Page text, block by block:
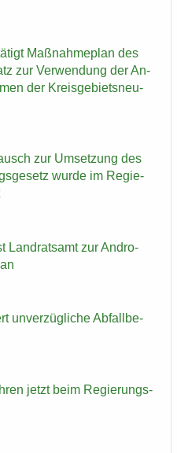
Maß­nah­me­plan des
zur Ver­wen­dung der An­
der Kreis­ge­biets­neu­
zur Um­set­zung des
wurde im Re­gie­
Land­rats­amt zur An­dro­
un­ver­züg­li­che Ab­fall­be­
jetzt beim Re­gie­rungs­